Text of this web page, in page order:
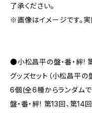
了承ください。
※画像はイメージです。実
●小松昌平の盤・番・絆!
グッズセット（小松昌平の
6個(全6種からランダム
盤・番・絆! 第13回、第